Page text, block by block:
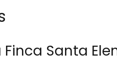
Santa